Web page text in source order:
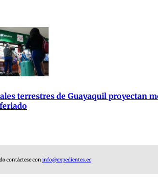
terrestres de Guayaquil proyectan
contáctese coninfo@expedientes.ec